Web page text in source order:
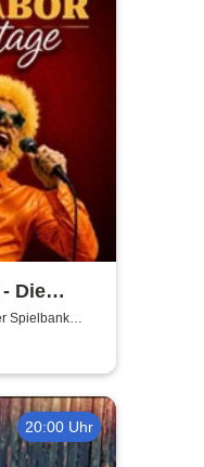
Die
BOLD
Spielbank
20:00 Uhr